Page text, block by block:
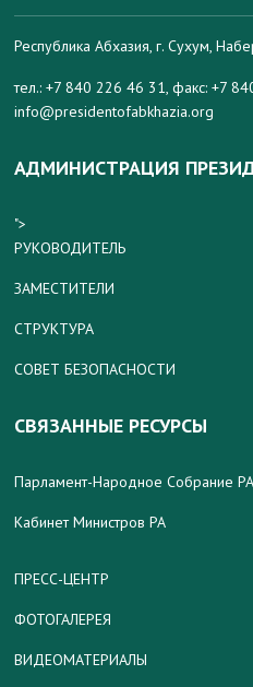
Республика Абхазия, г. Сухум,
тел.: +7 840 226 46 31, факс: +7
info@presidentofabkhazia.org
АДМИНИСТРАЦИЯ
">
РУКОВОДИТЕЛЬ
ЗАМЕСТИТЕЛИ
СТРУКТУРА
СОВЕТ БЕЗОПАСНОСТИ
СВЯЗАННЫЕ РЕСУРСЫ
Парламент-Народное Собрание РА
Кабинет Министров РА
ПРЕСС-ЦЕНТР
ФОТОГАЛЕРЕЯ
ВИДЕОМАТЕРИАЛЫ